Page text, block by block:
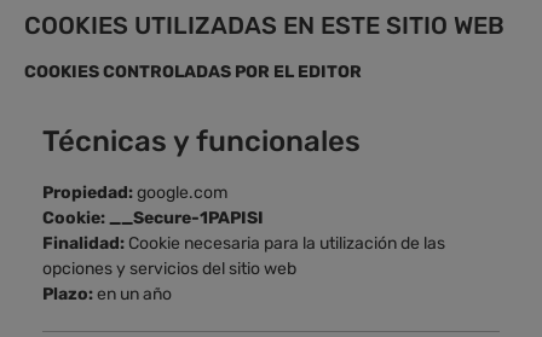
COOKIES UTILIZADAS EN ESTE SITIO WEB
COOKIES CONTROLADAS POR EL EDITOR
Técnicas y funcionales
Propiedad:google.com
Cookie: __Secure-1PAPISI
Finalidad: Cookie necesaria para la utilización de las
opciones y servicios del sitio web
Plazo:en un año